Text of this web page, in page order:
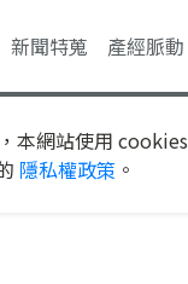
新聞特蒐 產經脈動
本網站使用
隱私權政策 。